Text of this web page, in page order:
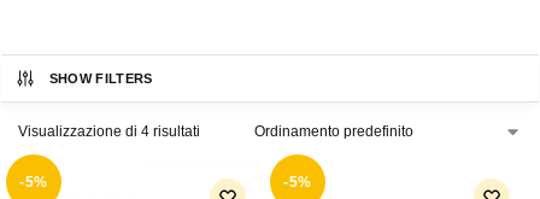
SHOW FILTERS
Visualizzazione di 4 risultati
-5% -5%